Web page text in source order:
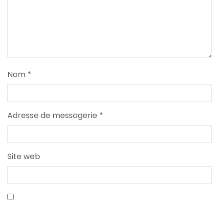
Nom *
Adresse de messagerie *
Site web